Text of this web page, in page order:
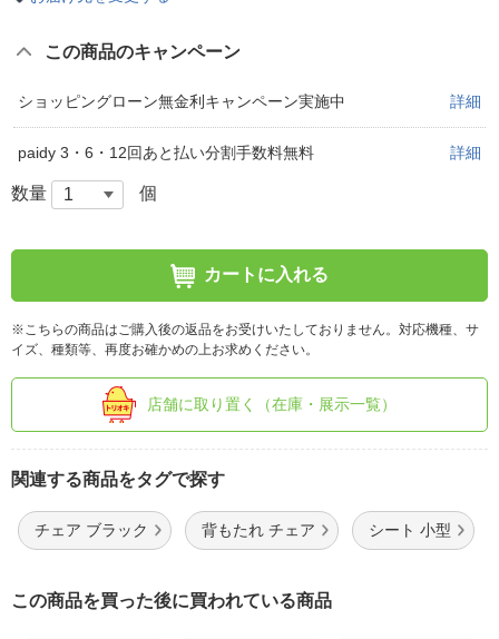
この商品のキャンペーン
ショッピングローン無金利キャンペーン実施中 詳細
paidy 3・6・12回あと払い分割手数料無料 詳細
数量 個
カートに入れる
※こちらの商品はご購入後の返品をお受けいたしておりません。対応機種、サ
イズ、種類等、再度お確かめの上お求めください。
店舗に取り置く（在庫・展示一覧）
関連する商品をタグで探す
チェア ブラック 背もたれ チェア シート 小型
この商品を買った後に買われている商品